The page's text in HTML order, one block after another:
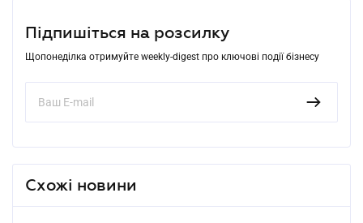
Підпишіться на розсилку
Щопонеділка отримуйте weekly-digest про ключові події бізнесу
Схожі новини